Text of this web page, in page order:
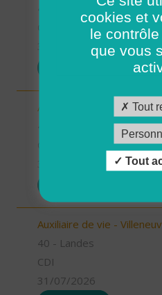
31/07/2026
Auxiliaire de vie -
Auxiliaire de vie -
40 - Landes
CDI
31/07/2026
cookies et
le
que vous
Tout
Tout